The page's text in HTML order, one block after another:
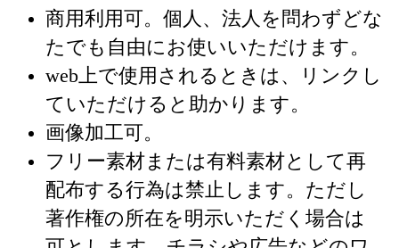
商用利用可。個人、法人を問わずどな
たでも自由にお使いいただけます。
web上で使用されるときは、リンクし
ていただけると助かります。
画像加工可。
フリー素材または有料素材として再
配布する行為は禁止します。ただし
著作権の所在を明示いただく場合は